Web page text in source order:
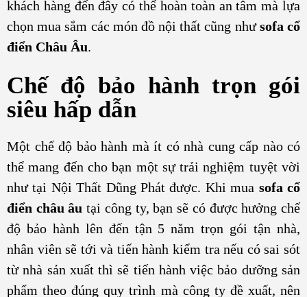
khách hàng đến đây có thể hoàn toàn an tâm mà lựa
chọn mua sắm các món đồ nội thất cũng nhưsofa cổ
điển Châu Âu.
Chế độ bảo hành trọn gói
siêu hấp dẫn
Một chế độ bảo hành mà ít có nhà cung cấp nào có
thể mang đến cho bạn một sự trải nghiệm tuyệt vời
như tại Nội Thất Dũng Phát được. Khi mua sofa cổ
điển châu âu tại công ty, bạn sẽ có được hưởng chế
độ bảo hành lên đến tận 5 năm trọn gói tận nhà,
nhân viên sẽ tới và tiến hành kiểm tra nếu có sai sót
từ nhà sản xuất thì sẽ tiến hành việc bảo dưỡng sản
phẩm theo đúng quy trình mà công ty đề xuất, nên